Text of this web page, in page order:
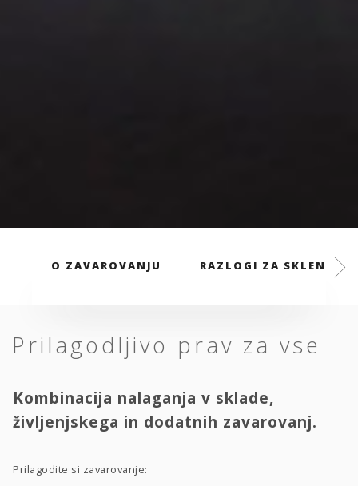
O ZAVAROVANJU RAZLOGI ZA SKLENITEV
Prilagodljivo prav za vse
Kombinacija nalaganja v sklade,
življenjskega in dodatnih zavarovanj.
Prilagodite si zavarovanje: